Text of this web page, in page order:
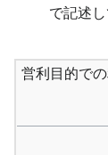
で記述し
営利目的で